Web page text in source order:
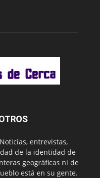
entrevistas,
de la identidad de
geográficas ni de
está en su gente.